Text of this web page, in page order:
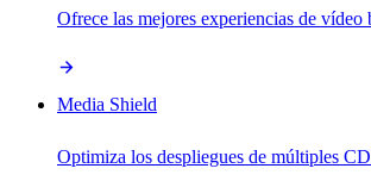
Ofrece las mejores experiencias de vídeo
Media Shield
Optimiza los despliegues de múltiples